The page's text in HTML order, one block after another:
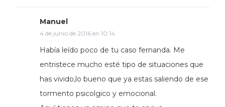
Manuel
4 de junio de 2016 en 10:14
Había leído poco de tu caso fernanda. Me
entristece mucho esté tipo de situaciones que
has vivido,lo bueno que ya estas saliendo de ese
tormento psicolgico y emocional.